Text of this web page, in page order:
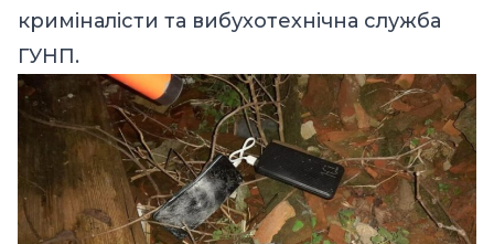
криміналісти та вибухотехнічна служба
ГУНП.